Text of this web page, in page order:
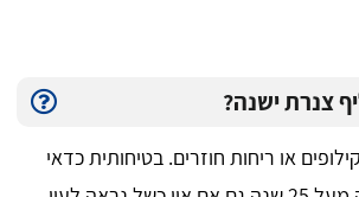
צנרת ישנה?
או ריחות חוזרים. בטיחותית כדאי